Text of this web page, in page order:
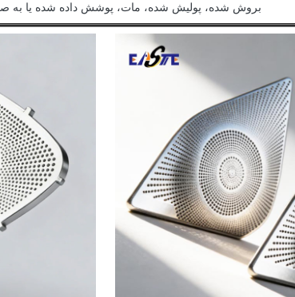
بروش شده، پولیش شده، مات، پوشش داده شده یا به